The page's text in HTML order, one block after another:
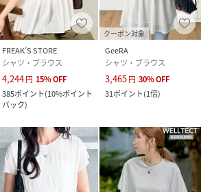
FREAK’S STORE
シャツ・ブラウス
4,244円 15%OFF
385ポイント(10%ポイント
バック)
クーポン対象
GeeRA
シャツ・ブラウス
3,465円 30%OFF
31ポイント(1倍)